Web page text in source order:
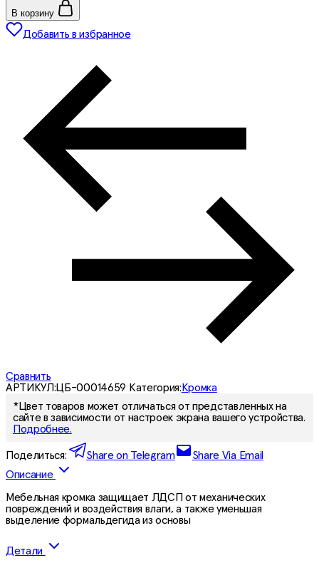
В корзину
Добавить в избранное
Сравнить
АРТИКУЛ:ЦБ-00014659 Категория: Кромка
*Цвет товаров может отличаться от представленных на
сайте в зависимости от настроек экрана вашего устройства.
Подробнее.
Поделиться: Share on Telegram
Share Via Email
Описание
Мебельная кромка защищает ЛДСП от механических
повреждений и воздействия влаги, а также уменьшая
выделение формальдегида из основы
Детали